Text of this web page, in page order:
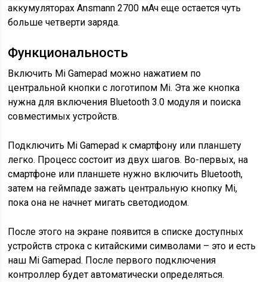
аккумуляторах Ansmann 2700 мАч еще остается чуть
больше четверти заряда.
Функциональность
Включить Mi Gamepad можно нажатием по
центральной кнопки с логотипом Mi. Эта же кнопка
нужна для включения Bluetooth 3.0 модуля и поиска
совместимых устройств.
Подключить Mi Gamepad к смартфону или планшету
легко. Процесс состоит из двух шагов. Во-первых, на
смартфоне или планшете нужно включить Bluetooth,
затем на геймпаде зажать центральную кнопку Mi,
пока она не начнет мигать светодиодом.
После этого на экране появится в списке доступных
устройств строка с китайскими символами – это и есть
наш Mi Gamepad. После первого подключения
контроллер будет автоматически определяться.